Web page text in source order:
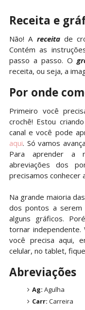
Receita e
Não! A receita de
Contém as
passo a passo. O
receita, ou seja, a
Por onde
Primeiro você
crochê! Estou
canal e você pode
aqui. Só vamos
Para aprender a
abreviações dos
precisamos conhecer
Na grande maioria
dos pontos a serem
alguns gráficos.
tornar independente.
você precisa aqui,
celular, no tablet,
Abreviações
Ag:Agulha
Carr:Carreira